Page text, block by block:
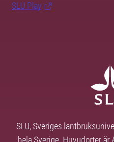
SLU Play
SLU, Sveriges
hela Sverige. Huvudorter är